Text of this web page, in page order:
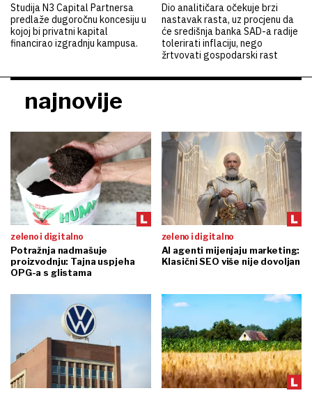
Studija N3 Capital Partnersa
predlaže dugoročnu koncesiju u
kojoj bi privatni kapital
financirao izgradnju kampusa.
Dio analitičara očekuje brzi
nastavak rasta, uz procjenu da
će središnja banka SAD-a radije
tolerirati inflaciju, nego
žrtvovati gospodarski rast
najnovije
zeleno i digitalno
Potražnja nadmašuje
proizvodnju: Tajna uspjeha
OPG-a s glistama
zeleno i digitalno
AI agenti mijenjaju marketing:
Klasični SEO više nije dovoljan